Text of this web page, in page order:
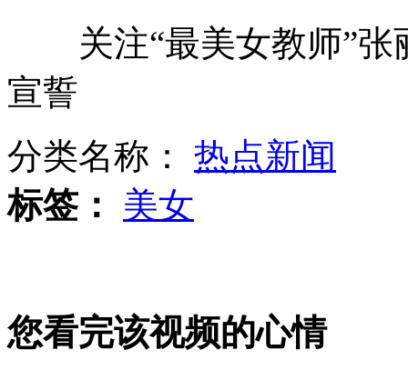
实拍蒙面男持菜刀两度抢劫便利店
吸毒男持刀伤人 民警孤身勇斗凶徒
关注“最美女教师”张
宣誓
分类名称： 热点新闻
标签：
美女
您看完该视频的心情